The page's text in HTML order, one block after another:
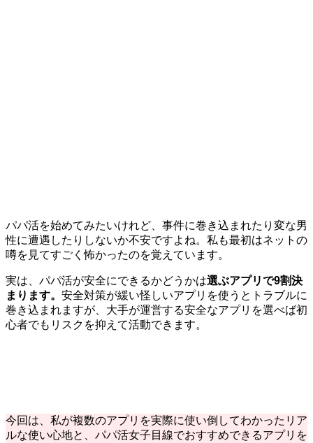
パパ活を始めてみたいけれど、事件に巻き込まれたり変な男
性に遭遇したりしないか不安ですよね。私も最初はネットの
噂を見てすごく怖かったのを覚えています。
実は、パパ活が安全にできるかどうかは選ぶアプリで9割決
まります。 安全対策が緩い怪しいアプリを使うとトラブルに
巻き込まれますが、大手が運営する安全なアプリを選べば初
心者でもリスクを抑えて活動できます。
今回は、私が複数のアプリを実際に使い倒してわかったリア
ルな使い心地と、パパ活女子目線でおすすめできるアプリを